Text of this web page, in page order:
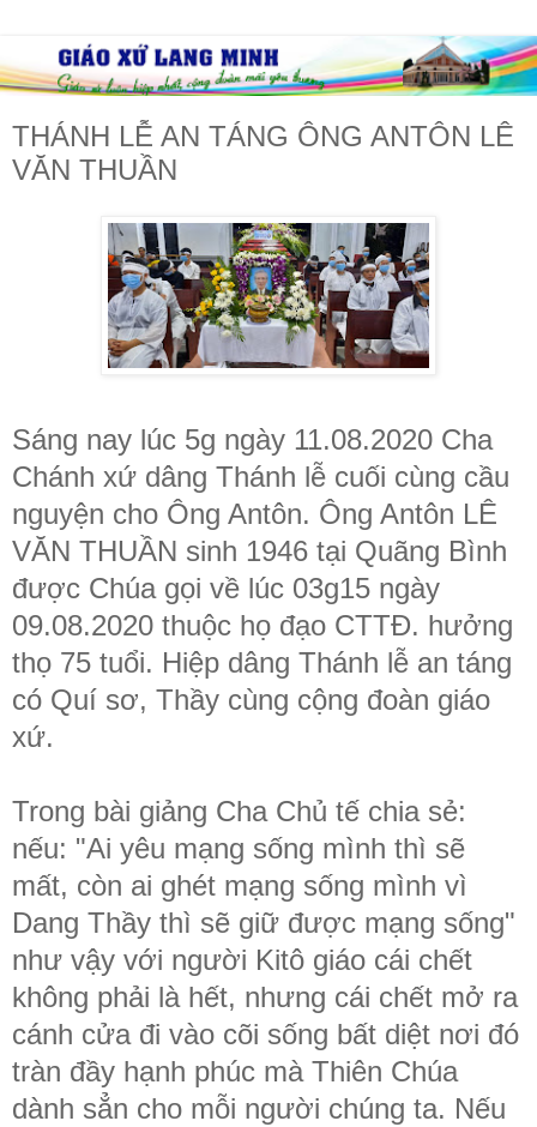
THÁNH LỄ AN TÁNG ÔNG ANTÔN LÊ
VĂN THUẦN
Sáng nay lúc 5g ngày 11.08.2020 Cha
Chánh xứ dâng Thánh lễ cuối cùng cầu
nguyện cho Ông Antôn. Ông Antôn LÊ
VĂN THUẦN sinh 1946 tại Quãng Bình
được Chúa gọi về lúc 03g15 ngày
09.08.2020 thuộc họ đạo CTTĐ. hưởng
thọ 75 tuổi. Hiệp dâng Thánh lễ an táng
có Quí sơ, Thầy cùng cộng đoàn giáo
xứ.
Trong bài giảng Cha Chủ tế chia sẻ:
nếu: "Ai yêu mạng sống mình thì sẽ
mất, còn ai ghét mạng sống mình vì
Dang Thầy thì sẽ giữ được mạng sống"
như vậy với người Kitô giáo cái chết
không phải là hết, nhưng cái chết mở ra
cánh cửa đi vào cõi sống bất diệt nơi đó
tràn đầy hạnh phúc mà Thiên Chúa
dành sẳn cho mỗi người chúng ta. Nếu